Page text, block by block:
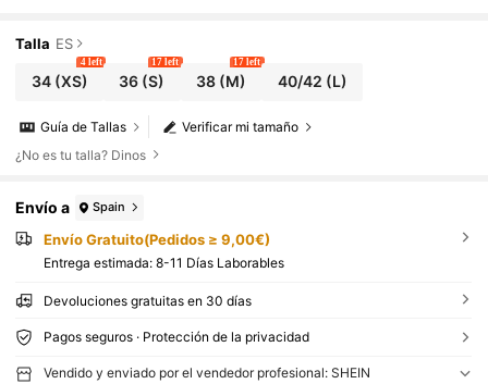
Talla ES
34(XS)
4 left
36 (S)
17 left
38(M)
17 left
40/42 (L)
Verificar mi tamaño
Guía de Tallas
¿No es tu talla? Dinos
Envío a Spain
Envío Gratuito(Pedidos ≥ 9,00€)
Entrega estimada: 8-11 Días Laborables
Devoluciones gratuitas en 30 días
Pagos seguros · Protección de la privacidad
Vendido y enviado por el vendedor profesional: SHEIN